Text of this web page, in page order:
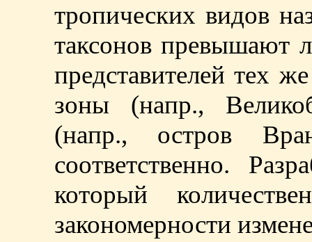
тропических видов
таксонов превышают
представителей тех
зоны (напр.,
(напр., остров
соответственно.
который
закономерности